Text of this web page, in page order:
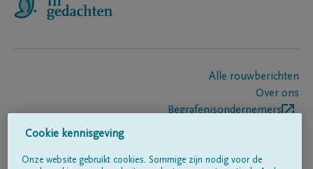
Alle rouwberichten
Over ons
Begrafenisondernemers
Cookie kennisgeving
Onze website gebruikt cookies. Sommige zijn nodig voor de